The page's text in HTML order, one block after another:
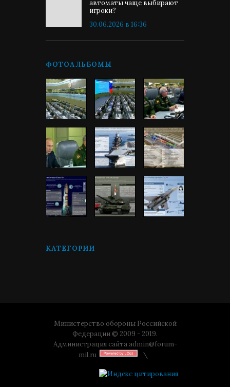
автоматы чаще выбирают
игроки?
30.06.2026 в 16:36
ФОТОАЛЬБОМЫ
КАТЕГОРИИ
Министерство обороны Российской
Федерации © 2009 - 2019.
Администрация сайта admin@forum-
mil.ru